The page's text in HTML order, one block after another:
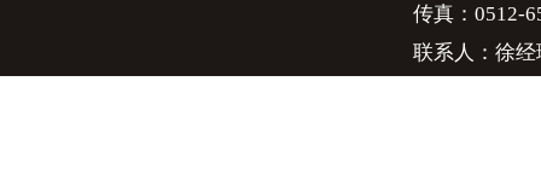
传真：0512-
联系人：徐